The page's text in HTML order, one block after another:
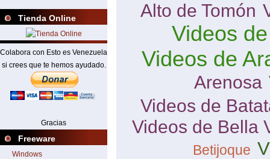
Tienda Online
Colabora con Esto es Venezuela
si crees que te hemos ayudado.
Gracias
Freeware
Windows
Alto de Tomón
Videos
Videos de
Arenosa
Videos de
Videos de Bella
Betijoque